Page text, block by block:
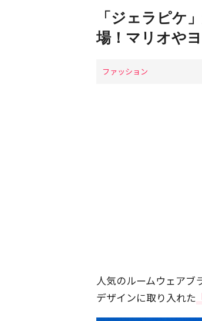
「ジェラピケ
場！マリオや
ファッション
人気のルームウェア
デザインに取り入れた